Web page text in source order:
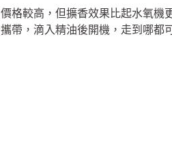
格較高，但擴香效果比起水氧機
帶，滴入精油後開機，走到哪都